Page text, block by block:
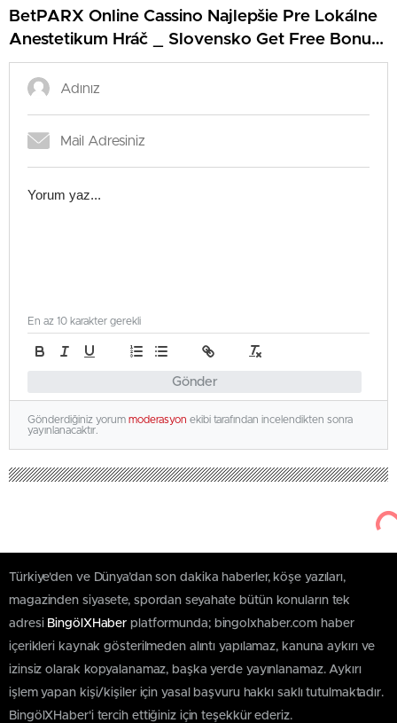
BetPARX Online Cassino Najlepšie Pre Lokálne
Anestetikum Hráč _ Slovensko Get Free Bonus
Energy Kasino
Gönder
En az 10 karakter gerekli
Gönderdiğiniz yorum moderasyon ekibi tarafından incelendikten sonra
yayınlanacaktır.
Türkiye'den ve Dünya’dan son dakika haberler, köşe yazıları,
magazinden siyasete, spordan seyahate bütün konuların tek
adresi BingölXHaberplatformunda; bingolxhaber.com haber
içerikleri kaynak gösterilmeden alıntı yapılamaz, kanuna aykırı ve
izinsiz olarak kopyalanamaz, başka yerde yayınlanamaz. Aykırı
işlem yapan kişi/kişiler için yasal başvuru hakkı saklı tutulmaktadır.
BingölXHaber'i tercih ettiğiniz için teşekkür ederiz.